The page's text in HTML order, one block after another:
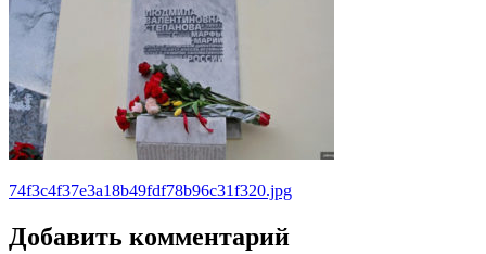
Навигация
по
74f3c4f37e3a18b49fdf78b96c31f320.jpg
Добавить комментарий